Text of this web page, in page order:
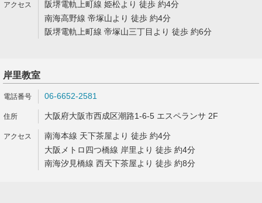
阪堺電軌上町線 姫松より 徒歩 約4分
南海高野線 帝塚山より 徒歩 約4分
阪堺電軌上町線 帝塚山三丁目より 徒歩 約6分
岸里教室
06-6652-2581
大阪府大阪市西成区潮路1-6-5 エスペランサ 2F
南海本線 天下茶屋より 徒歩 約4分
大阪メトロ四つ橋線 岸里より 徒歩 約4分
南海汐見橋線 西天下茶屋より 徒歩 約8分